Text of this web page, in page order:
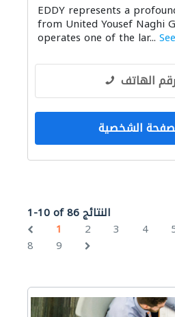
EDDY represents a
from United Yousef Naghi
operates one of the lar...
الهاتف
الشخصية
1-10 of 86 النتائج
1
2 3 4
8
9